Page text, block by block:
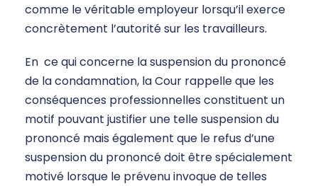
comme le véritable employeur lorsqu’il exerce
concrètement l’autorité sur les travailleurs.
En ce qui concerne la suspension du prononcé
de la condamnation, la Cour rappelle que les
conséquences professionnelles constituent un
motif pouvant justifier une telle suspension du
prononcé mais également que le refus d’une
suspension du prononcé doit être spécialement
motivé lorsque le prévenu invoque de telles